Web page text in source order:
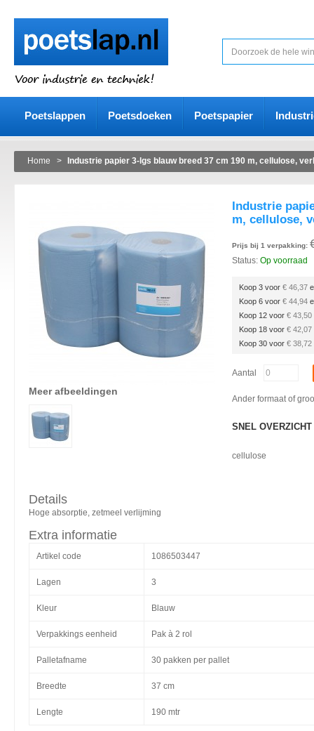
Poetslappen Poetsdoeken Poetspapier
Home > Industrie papier 3-lgs blauw breed 37 cm 190 m, cellulose,
Industrie
m, cellulose,
Prijs bij 1 verpakking:
Status: Op voorraad
Koop 3 voor € 46,37
Koop 6 voor € 44,94
Koop 12 voor € 43,50
Koop 18 voor € 42,07
Koop 30 voor € 38,72
Aantal
Ander formaat of
SNEL OVERZICHT
cellulose
Meer afbeeldingen
Details
Hoge absorptie, zetmeel verlijming
Extra informatie
Artikel code 1086503447
Lagen 3
Kleur Blauw
Verpakkings eenheid Pak à 2 rol
Palletafname 30 pakken per pallet
Breedte 37 cm
Lengte 190 mtr